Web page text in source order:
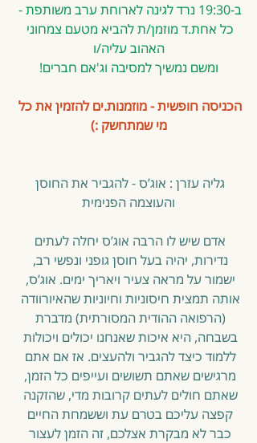
ב-19:30 נרד לגינה לארוחת ערב משותפת -
כל אחת.ד מוזמן/ת להביא מטעם צמחוני
האהוב עליה/ו
ומשם נמשיך למסיבה וג'אם חברים!
הכניסה חופשית - מוזמנות.ים להזמין את כל
מי שמתחשק :)
גליה עזרן : אוג’ס - להגביר את החוסן
והעוצמה הפנימית
אדם שיש לו הרבה אוג’ס יחלה לעתים
נדירות, יהיה בעל חוסן גופני ונפשי רב,
ישמור על מראה צעיר ויאריך ימים. אוג’ס,
אותה תמצית חיסוניות וחיוניות שהאיורוודה
(הרפואה ההודית המסורתית) מדברת
בשבחה, היא איכות שאנחנו יכולים ויכולות
ללמוד כיצד להגביר ולהעצים. אז אם אתם
מרגישים שאתם תשושים ועייפים כל הזמן,
שאתם חולים לעתים קרובות מדי, שהזקנה
קפצה עליכם בטרם עת וששמחת החיים
כבר לא מבקרת אצלכם, זה הזמן לעצור